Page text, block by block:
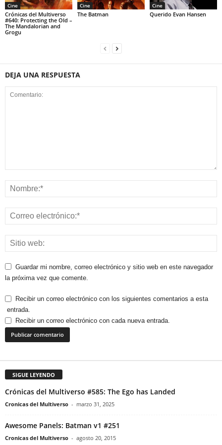
Cine
Crónicas del Multiverso
#640: Protecting the Old –
The Mandalorian and
Grogu
Cine
The Batman
Cine
Querido Evan Hansen
DEJA UNA RESPUESTA
Guardar mi nombre, correo electrónico y sitio web en este navegador
la próxima vez que comente.
Recibir un correo electrónico con los siguientes comentarios a esta
entrada.
Recibir un correo electrónico con cada nueva entrada.
SIGUE LEYENDO
Crónicas del Multiverso #585: The Ego has Landed
Cronicas del Multiverso - marzo 31, 2025
Awesome Panels: Batman v1 #251
Cronicas del Multiverso - agosto 20, 2015